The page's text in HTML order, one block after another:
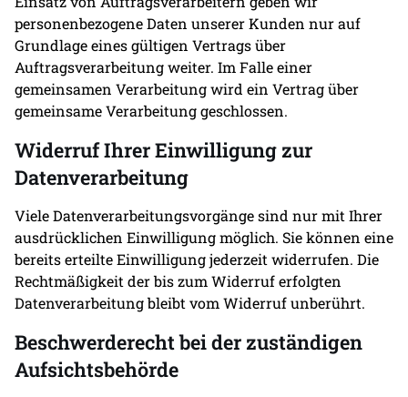
personenbezogene Daten unserer Kunden nur auf
Grundlage eines gültigen Vertrags über
Auftragsverarbeitung weiter. Im Falle einer
gemeinsamen Verarbeitung wird ein Vertrag über
gemeinsame Verarbeitung geschlossen.
Widerruf Ihrer Einwilligung zur
Datenverarbeitung
Viele Datenverarbeitungsvorgänge sind nur mit Ihrer
ausdrücklichen Einwilligung möglich. Sie können eine
bereits erteilte Einwilligung jederzeit widerrufen. Die
Rechtmäßigkeit der bis zum Widerruf erfolgten
Datenverarbeitung bleibt vom Widerruf unberührt.
Beschwerde­recht bei der zuständigen
Aufsichts­behörde